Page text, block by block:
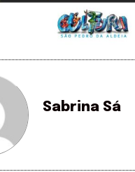
Sabrina Sá